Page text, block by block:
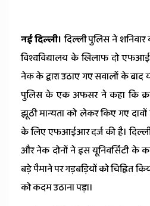
नई दिल्ली।दिल्ली पुलिस ने
विश्वविद्यालय के खिलाफ दो
नेक के द्वारा उठाए गए सवालों के बाद
पुलिस के एक अफसर ने कहा कि क्राइम
झूठी मान्यता को लेकर किए गए
के लिए एफआईआर दर्ज की है।
और नेक दोनों ने इस यूनिवर्सिटी के
बड़े पैमाने पर गड़बड़ियों को चिह्नित
को कदम उठाना पड़ा।